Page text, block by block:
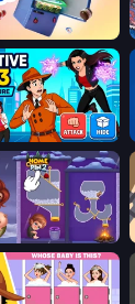
Fridge
IQ 3
2